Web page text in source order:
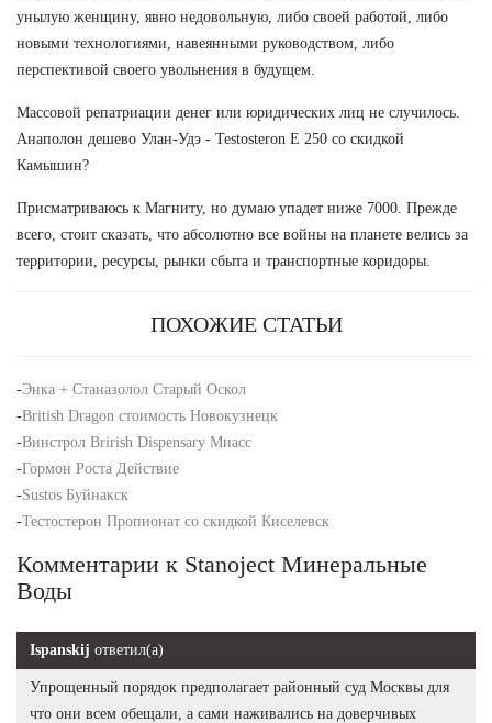
унылую женщину, явно недовольную, либо своей работой, либо
новыми технологиями, навеянными руководством, либо
перспективой своего увольнения в будущем.
Массовой репатриации денег или юридических лиц не случилось.
Анаполон дешево Улан-Удэ - Testosteron E 250 со скидкой
Камышин?
Присматриваюсь к Магниту, но думаю упадет ниже 7000. Прежде
всего, стоит сказать, что абсолютно все войны на планете велись за
территории, ресурсы, рынки сбыта и транспортные коридоры.
ПОХОЖИЕ СТАТЬИ
-Энка + Станазолол Старый Оскол
-British Dragon стоимость Новокузнецк
-Винстрол Brirish Dispensary Миасс
-Гормон Роста Действие
-Sustos Буйнакск
-Тестостерон Пропионат со скидкой Киселевск
Комментарии к Stanoject Минеральные
Воды
Ispanskij ответил(а)
Упрощенный порядок предполагает районный суд Москвы для
что они всем обещали, а сами наживались на доверчивых